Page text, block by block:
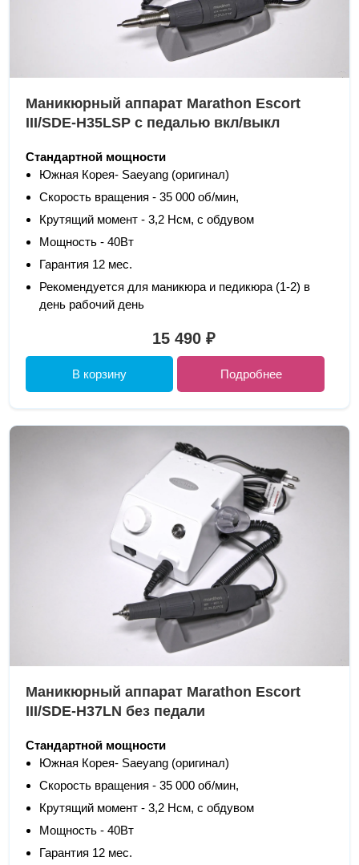
Маникюрный аппарат Marathon Escort
III/SDE-H35LSP с педалью вкл/выкл
Стандартной мощности
Южная Корея- Saeyang (оригинал)
Скорость вращения - 35 000 об/мин,
Крутящий момент - 3,2 Нсм, с обдувом
Мощность - 40Вт
Гарантия 12 мес.
Рекомендуется для маникюра и педикюра (1-2) в
день рабочий день
15 490 ₽
В корзину Подробнее
Маникюрный аппарат Marathon Escort
III/SDE-H37LN без педали
Стандартной мощности
Южная Корея- Saeyang (оригинал)
Скорость вращения - 35 000 об/мин,
Крутящий момент - 3,2 Нсм, с обдувом
Мощность - 40Вт
Гарантия 12 мес.